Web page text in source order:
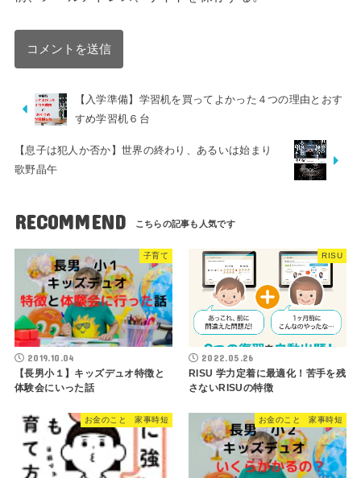
【入学準備】学習机を買ってよかった４つの理由とおす
すめ学習机６台
【息子は犯人か否か】世界の終わり、あるいは始まり
歌野晶午
RECOMMEND
子育て
2019.10.04
【長男小１】キッズデュオ特徴と
体験会にいった話
RISU
2022.05.26
RISU 学力定着に最適化！苦手を残
さないRISUの特徴
お金のこと 家事時短 お金のこと 家事時短